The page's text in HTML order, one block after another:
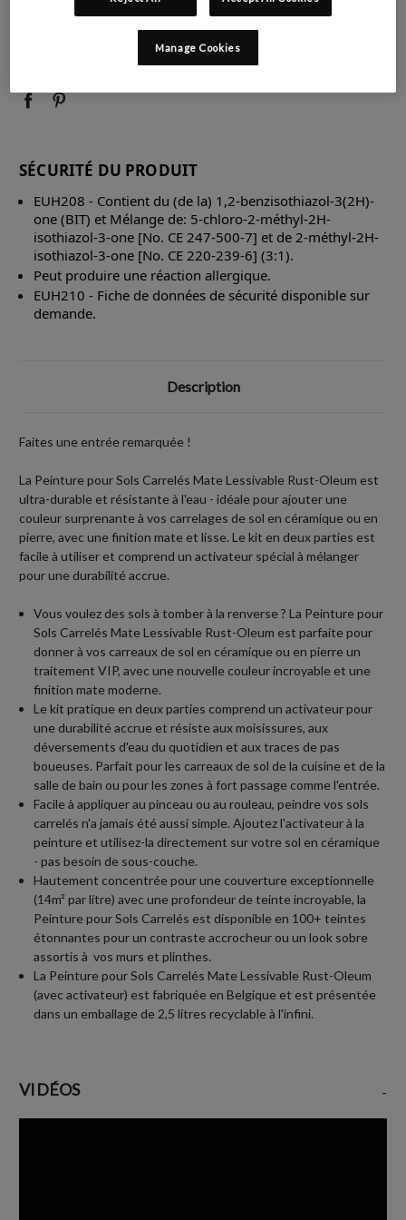
QUANTITÉ
SÉCURITÉ DU PRODUIT
EUH208 - Contient du (de la) 1,2-benzisothiazol-3(2H)-
one (BIT) et Mélange de: 5-chloro-2-méthyl-2H-
isothiazol-3-one [No. CE 247-500-7] et de 2-méthyl-2H-
isothiazol-3-one [No. CE 220-239-6] (3:1).
Peut produire une réaction allergique.
EUH210 - Fiche de données de sécurité disponible sur
demande.
Description
Faites une entrée remarquée !
La Peinture pour Sols Carrelés Mate Lessivable Rust-Oleum est
ultra-durable et résistante à l'eau - idéale pour ajouter une
couleur surprenante à vos carrelages de sol en céramique ou en
pierre, avec une finition mate et lisse. Le kit en deux parties est
facile à utiliser et comprend un activateur spécial à mélanger
pour une durabilité accrue.
Vous voulez des sols à tomber à la renverse ? La Peinture pour
Sols Carrelés Mate Lessivable Rust-Oleum est parfaite pour
donner à vos carreaux de sol en céramique ou en pierre un
traitement VIP, avec une nouvelle couleur incroyable et une
finition mate moderne.
Le kit pratique en deux parties comprend un activateur pour
une durabilité accrue et résiste aux moisissures, aux
déversements d'eau du quotidien et aux traces de pas
boueuses. Parfait pour les carreaux de sol de la cuisine et de la
salle de bain ou pour les zones à fort passage comme l'entrée.
Facile à appliquer au pinceau ou au rouleau, peindre vos sols
carrelés n'a jamais été aussi simple. Ajoutez l'activateur à la
peinture et utilisez-la directement sur votre sol en céramique
- pas besoin de sous-couche.
Hautement concentrée pour une couverture exceptionnelle
(14m² par litre) avec une profondeur de teinte incroyable, la
Peinture pour Sols Carrelés est disponible en 100+ teintes
étonnantes pour un contraste accrocheur ou un look sobre
assortis à vos murs et plinthes.
La Peinture pour Sols Carrelés Mate Lessivable Rust-Oleum
(avec activateur) est fabriquée en Belgique et est présentée
dans un emballage de 2,5 litres recyclable à l'infini.
VIDÉOS -
Manage Cookies